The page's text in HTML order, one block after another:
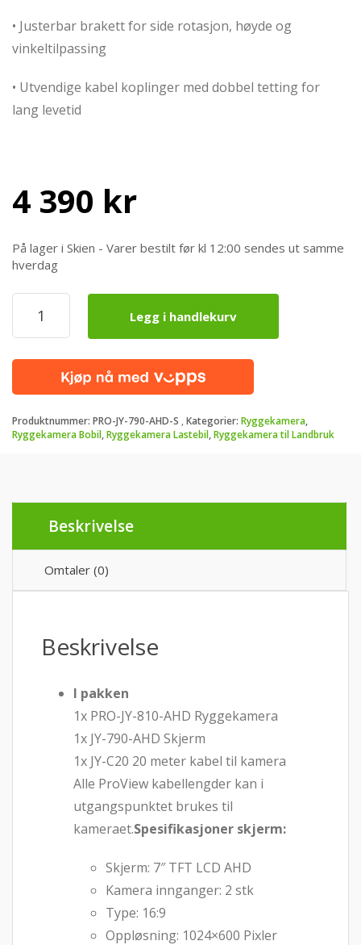
• Justerbar brakett for side rotasjon, høyde og
vinkeltilpassing
• Utvendige kabel koplinger med dobbel tetting for
lang levetid
4 390 kr
På lager i Skien - Varer bestilt før kl 12:00 sendes ut samme
hverdag
ProView
Ryggekamerasystem
7
Skjerm
170
grader
bobil
Legg i handlekurv
Produktnummer: PRO-JY-790-AHD-S Kategorier: Ryggekamera,
Ryggekamera Bobil,Ryggekamera Lastebil,Ryggekamera til Landbruk
Beskrivelse
Omtaler (0)
Beskrivelse
I pakken
1x PRO-JY-810-AHD Ryggekamera
1x JY-790-AHD Skjerm
1x JY-C20 20 meter kabel til kamera
Alle ProView kabellengder kan i
utgangspunktet brukes til
kameraet.Spesifikasjoner skjerm:
Skjerm: 7″ TFT LCD AHD
Kamera innganger: 2 stk
Type: 16:9
Oppløsning: 1024×600 Pixler